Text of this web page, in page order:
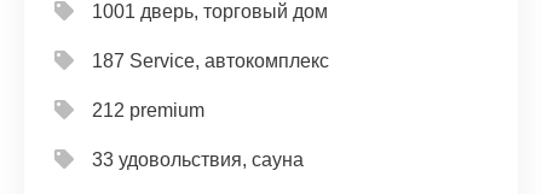
1001 дверь, торговый дом
187 Service, автокомплекс
212 premium
33 удовольствия, сауна